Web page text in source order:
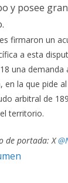
y posee
firmaron un
a esta
una demanda
en la que pide
arbitral de
territorio.
de portada: X